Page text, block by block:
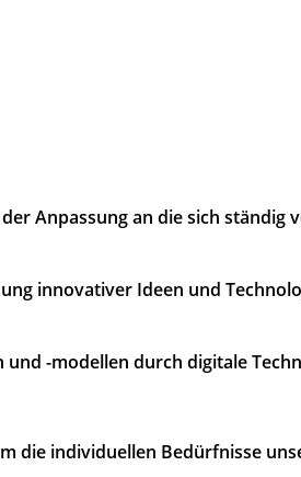
Anpassung an die sich ständig
innovativer Ideen und
-modellen durch digitale
die individuellen Bedürfnisse